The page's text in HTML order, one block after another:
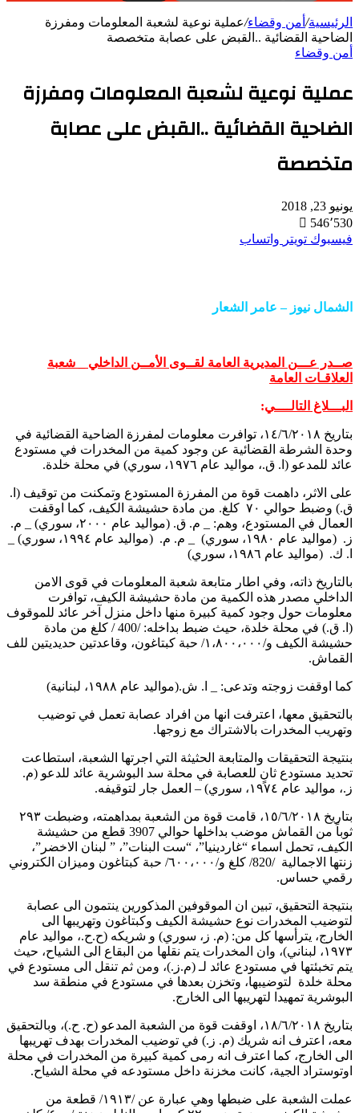
الرئيسية/ أمن وقضاء/عملية نوعية لشعبة المعلومات ومفرزة
الضاحية القضائية ..القبض على عصابة متخصصة
أمن وقضاء
عملية نوعية لشعبة المعلومات ومفرزة
الضاحية القضائية ..القبض على عصابة
متخصصة
يونيو 23, 2018
546٬530
فيسبوك تويتر واتساب
الشمال نيوز – عامر الشعار
صــدر عـــن المديرية العامة لقــوى الأمــن الداخلي _ شعبة
العلاقـات العامة
البـــلاغ التالــــي:
بتاريخ ١٤/٦/٢٠١٨، توافرت معلومات لمفرزة الضاحية القضائية في
وحدة الشرطة القضائية عن وجود كمية من المخدرات في مستودع
عائد للمدعو (ا. ق.، مواليد عام ١٩٧٦، سوري) في محلة خلدة.
على الاثر، داهمت قوة من المفرزة المستودع وتمكنت من توقيف (ا.
ق.) وضبط حوالي ٧٠ كلغ. من مادة حشيشة الكيف، كما اوقفت
العمال في المستودع، وهم: _ م. ق. (مواليد عام ٢٠٠٠، سوري) _ م.
ز. (مواليد عام ١٩٨٠، سوري) _ م. م. (مواليد عام ١٩٩٤، سوري) _
ا. ك. (مواليد عام ١٩٨٦، سوري)
بالتاريخ ذاته، وفي اطار متابعة شعبة المعلومات في قوى الامن
الداخلي مصدر هذه الكمية من مادة حشيشة الكيف، توافرت
معلومات حول وجود كمية كبيرة منها داخل منزل آخر عائد للموقوف
(ا. ق.) في محلة خلدة، حيث ضبط بداخله: /400 / كلغ من مادة
حشيشة الكيف و/١،٨٠٠،٠٠٠/ حبة كبتاغون، وقاعدتين حديديتين للف
القماش.
كما اوقفت زوجته وتدعى: _ ا. ش.(مواليد عام ١٩٨٨، لبنانية)
بالتحقيق معها، اعترفت انها من افراد عصابة تعمل في توضيب
وتهريب المخدرات بالاشتراك مع زوجها.
بنتيجة التحقيقات والمتابعة الحثيثة التي اجرتها الشعبة، استطاعت
تحديد مستودع ثانٍ للعصابة في محلة سد البوشرية عائد للدعو (م.
ز.، مواليد عام ١٩٧٤، سوري) – العمل جار لتوقيفه.
بتاريخ ١٥/٦/٢٠١٨، قامت قوة من الشعبة بمداهمته، وضبطت ٢٩٣
ثوباً من القماش موضب بداخلها حوالي 3907 قطع من حشيشة
الكيف، تحمل اسماء “غاردينيا”، “ست البنات”، ” لبنان الاخضر”،
زنتها الاجمالية /820/ كلغ و/٦٠٠،٠٠٠/ حبة كبتاغون وميزان الكتروني
رقمي حساس.
بنتيجة التحقيق، تبين ان الموقوفين المذكورين ينتمون الى عصابة
لتوضيب المخدرات نوع حشيشة الكيف وكبتاغون وتهريبها الى
الخارج، يترأسها كل من: (م. ز، سوري) و شريكه (ح.ح.، مواليد عام
١٩٧٣، لبناني)، وان المخدرات يتم نقلها من البقاع الى الشياح، حيث
يتم تخبئتها في مستودع عائد لـ (م.ز.)، ومن ثم تنقل الى مستودع في
محلة خلدة لتوضيبها، وتخزن بعدها في مستودع في منطقة سد
البوشرية تمهيدا لتهريبها الى الخارج.
بتاريخ ١٨/٦/٢٠١٨، اوقفت قوة من الشعبة المدعو (ح. ح.)، وبالتحقيق
معه، اعترف انه شريك (م. ز.) في توضيب المخدرات بهدف تهريبها
الى الخارج، كما اعترف انه رمى كمية كبيرة من المخدرات في محلة
اوتوستراد الجية، كانت مخزنة داخل مستودعه في محلة الشياح.
عملت الشعبة على ضبطها وهي عبارة عن /١٩١٣/ قطعة من